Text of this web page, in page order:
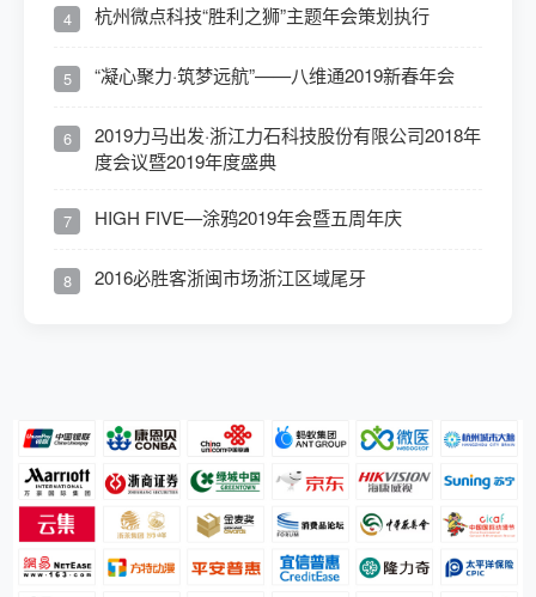
4 杭州微点科技“胜利之狮”主题年会策划执行
5 “凝心聚力·筑梦远航”——八维通2019新春年会
6
2019力马出发·浙江力石科技股份有限公司2018年
度会议暨2019年度盛典
7 HIGH FIVE—涂鸦2019年会暨五周年庆
8 2016必胜客浙闽市场浙江区域尾牙